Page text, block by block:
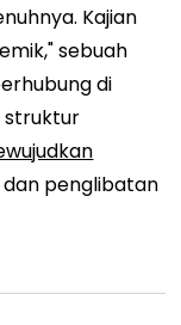
Kajian
sebuah
di
struktur
penglibatan